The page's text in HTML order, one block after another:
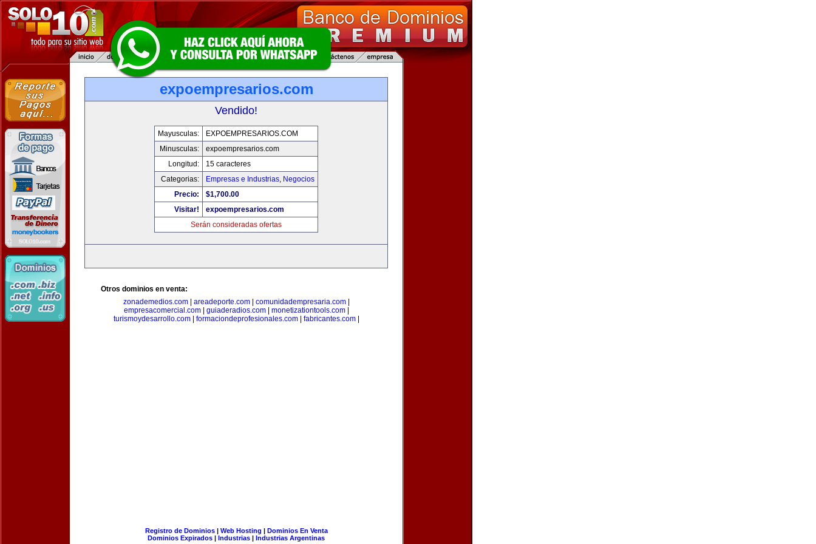
expoempresarios.com
Vendido!
Mayusculas:
EXPOEMPRESARIOS.COM
Minusculas:
expoempresarios.com
Longitud:
15 caracteres
Categorias:
Empresas e Industrias, Negocios
Precio:
$1,700.00
Visitar!
expoempresarios.com
Serán consideradas ofertas
Otros dominios en venta:
zonademedios.com| areadeporte.com| comunidadempresaria.com|
empresacomercial.com| guiaderadios.com| monetizationtools.com|
turismoydesarrollo.com| formaciondeprofesionales.com| fabricantes.com|
Registro de Dominios| Web Hosting | Dominios En Venta
Dominios Expirados | Industrias | Industrias Argentinas